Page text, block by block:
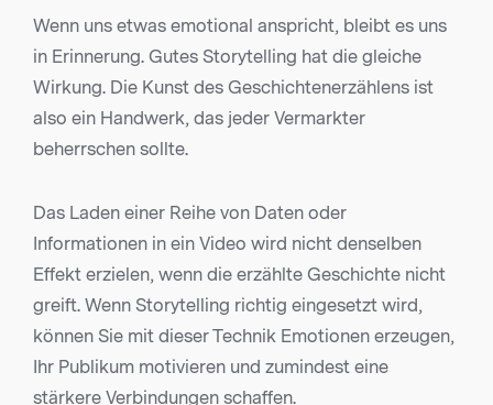
Wenn uns etwas emotional anspricht, bleibt es uns
in Erinnerung. Gutes Storytelling hat die gleiche
Wirkung. Die Kunst des Geschichtenerzählens ist
also ein Handwerk, das jeder Vermarkter
beherrschen sollte.
Das Laden einer Reihe von Daten oder
Informationen in ein Video wird nicht denselben
Effekt erzielen, wenn die erzählte Geschichte nicht
greift. Wenn Storytelling richtig eingesetzt wird,
können Sie mit dieser Technik Emotionen erzeugen,
Ihr Publikum motivieren und zumindest eine
stärkere Verbindungen schaffen.